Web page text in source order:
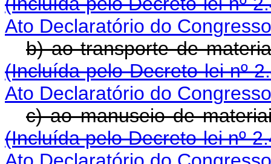
Ato Declaratório do
b) ao transporte
(Incluída pelo Decreto-lei nº
Ato Declaratório do
c) ao manuseio
(Incluída pelo Decreto-lei nº